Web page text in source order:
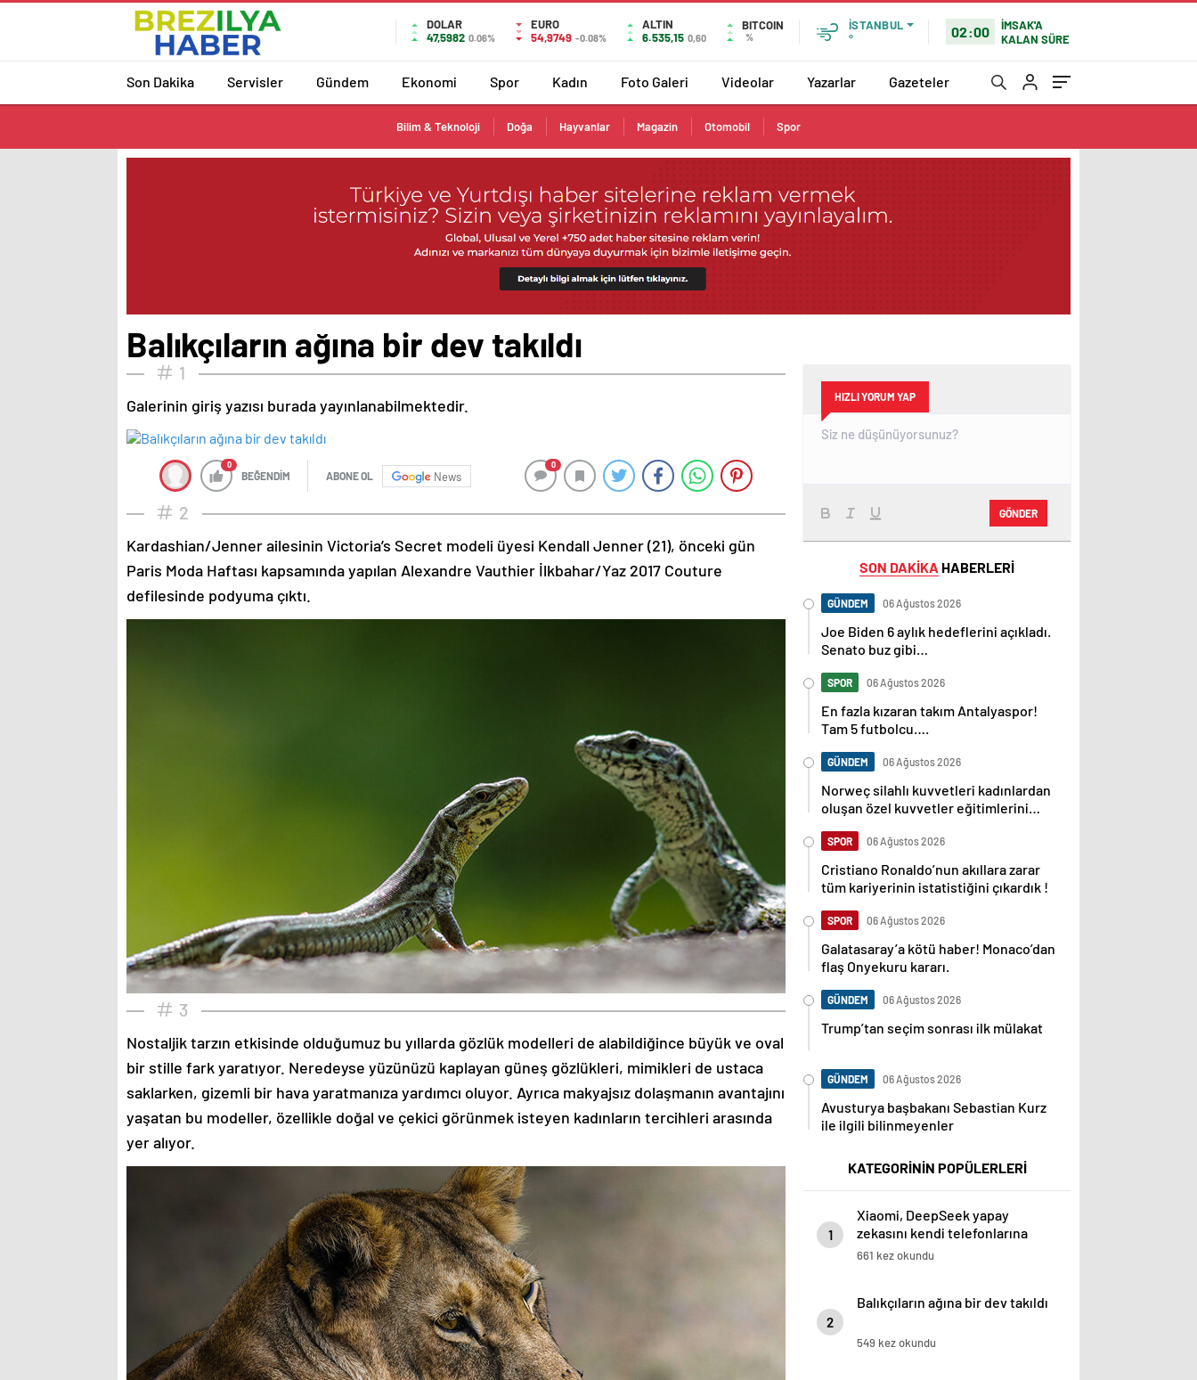
DOLAR
47,5982 0.06%
EURO
54,9749 -0.08%
ALTIN
6.535,15 0,60
BITCOIN
%
İSTANBUL
°
02:00
İMSAK'A
KALAN SÜRE
Son Dakika Servisler Gündem Ekonomi Spor Kadın Foto Galeri Videolar Yazarlar Gazeteler
Bilim & Teknoloji Doğa Hayvanlar Magazin Otomobil Spor
Balıkçıların ağına bir dev takıldı
1
Galerinin giriş yazısı burada yayınlanabilmektedir.
0
BEĞENDİM ABONE OL News
0
2
Kardashian/Jenner ailesinin Victoria’s Secret modeli üyesi Kendall Jenner (21), önceki gün
Paris Moda Haftası kapsamında yapılan Alexandre Vauthier İlkbahar/Yaz 2017 Couture
defilesinde podyuma çıktı.
3
Nostaljik tarzın etkisinde olduğumuz bu yıllarda gözlük modelleri de alabildiğince büyük ve oval
bir stille fark yaratıyor. Neredeyse yüzünüzü kaplayan güneş gözlükleri, mimikleri de ustaca
saklarken, gizemli bir hava yaratmanıza yardımcı oluyor. Ayrıca makyajsız dolaşmanın avantajını
yaşatan bu modeller, özellikle doğal ve çekici görünmek isteyen kadınların tercihleri arasında
yer alıyor.
HIZLI YORUM YAP
GÖNDER
SON DAKİKA HABERLERİ
GÜNDEM 06 Ağustos 2026
Joe Biden 6 aylık hedeflerini açıkladı.
Senato buz gibi…
SPOR 06 Ağustos 2026
En fazla kızaran takım Antalyaspor!
Tam 5 futbolcu….
GÜNDEM 06 Ağustos 2026
Norweç silahlı kuvvetleri kadınlardan
oluşan özel kuvvetler eğitimlerini
SPOR 06 Ağustos 2026
Cristiano Ronaldo’nun akıllara zarar
tüm kariyerinin istatistiğini çıkardık !
SPOR 06 Ağustos 2026
Galatasaray’a kötü haber! Monaco’dan
flaş Onyekuru kararı.
GÜNDEM 06 Ağustos 2026
Trump’tan seçim sonrası ilk mülakat
GÜNDEM 06 Ağustos 2026
Avusturya başbakanı Sebastian Kurz
ile ilgili bilinmeyenler
KATEGORİNİN POPÜLERLERİ
1
Xiaomi, DeepSeek yapay
zekasını kendi telefonlarına
getiriyor
661 kez okundu
2
Balıkçıların ağına bir dev takıldı
549 kez okundu